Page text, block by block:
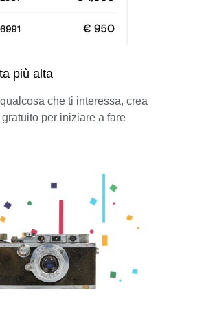
più alta
che ti interessa, crea
per iniziare a fare